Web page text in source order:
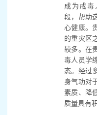
成为戒毒
段，帮助
心健康。
的重灾区
较多。在
毒人员学
态。经过
身气功对
素质、降
质量具有